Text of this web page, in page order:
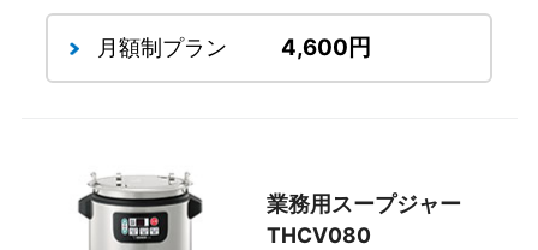
月額制プラン 4,600円
業務用スープジャー
THCV080